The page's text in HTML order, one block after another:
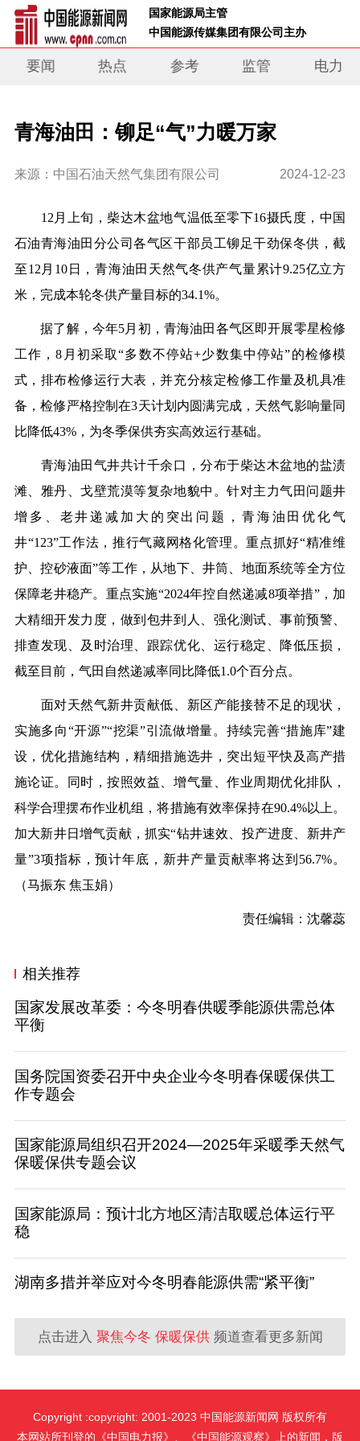
国家能源局主管
中国能源传媒集团有限公司主办
要闻 热点 参考 监管 电力
青海油田：铆足“气”力暖万家
来源：中国石油天然气集团有限公司 2024-12-23
12月上旬，柴达木盆地气温低至零下16摄氏度，中国
石油青海油田分公司各气区干部员工铆足干劲保冬供，截
至12月10日，青海油田天然气冬供产气量累计9.25亿立方
米，完成本轮冬供产量目标的34.1%。
据了解，今年5月初，青海油田各气区即开展零星检修
工作，8月初采取“多数不停站+少数集中停站”的检修模
式，排布检修运行大表，并充分核定检修工作量及机具准
备，检修严格控制在3天计划内圆满完成，天然气影响量同
比降低43%，为冬季保供夯实高效运行基础。
青海油田气井共计千余口，分布于柴达木盆地的盐渍
滩、雅丹、戈壁荒漠等复杂地貌中。针对主力气田问题井
增多、老井递减加大的突出问题，青海油田优化气
井“123”工作法，推行气藏网格化管理。重点抓好“精准维
护、控砂液面”等工作，从地下、井筒、地面系统等全方位
保障老井稳产。重点实施“2024年控自然递减8项举措”，加
大精细开发力度，做到包井到人、强化测试、事前预警、
排查发现、及时治理、跟踪优化、运行稳定、降低压损，
截至目前，气田自然递减率同比降低1.0个百分点。
面对天然气新井贡献低、新区产能接替不足的现状，
实施多向“开源”“挖渠”引流做增量。持续完善“措施库”建
设，优化措施结构，精细措施选井，突出短平快及高产措
施论证。同时，按照效益、增气量、作业周期优化排队，
科学合理摆布作业机组，将措施有效率保持在90.4%以上。
加大新井日增气贡献，抓实“钻井速效、投产进度、新井产
量”3项指标，预计年底，新井产量贡献率将达到56.7%。
（马振东 焦玉娟）
责任编辑：沈馨蕊
相关推荐
国家发展改革委：今冬明春供暖季能源供需总体
平衡
国务院国资委召开中央企业今冬明春保暖保供工
作专题会
国家能源局组织召开2024—2025年采暖季天然气
保暖保供专题会议
国家能源局：预计北方地区清洁取暖总体运行平
稳
湖南多措并举应对今冬明春能源供需“紧平衡”
点击进入 聚焦今冬 保暖保供频道查看更多新闻
Copyright :copyright: 2001-2023 中国能源新闻网 版权所有
本网站所刊登的《中国电力报》、《中国能源观察》上的新闻，版